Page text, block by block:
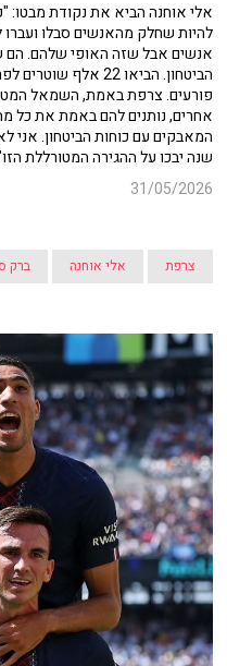
אלי אוחנה הביא את נקודת מבטו:
להיות שחלק מהאנשים סבלו ועברו
אנשים אבל שזה האופי שלהם. הם
הביטחון. הביאו 22
פורעים. צרפת באמת, השמאל
אחרים, נותנים להם באמת את כל
שנה יבכו על ההגירה המטורללת
31/05/2026
צרפת אלי אוחנה ברק